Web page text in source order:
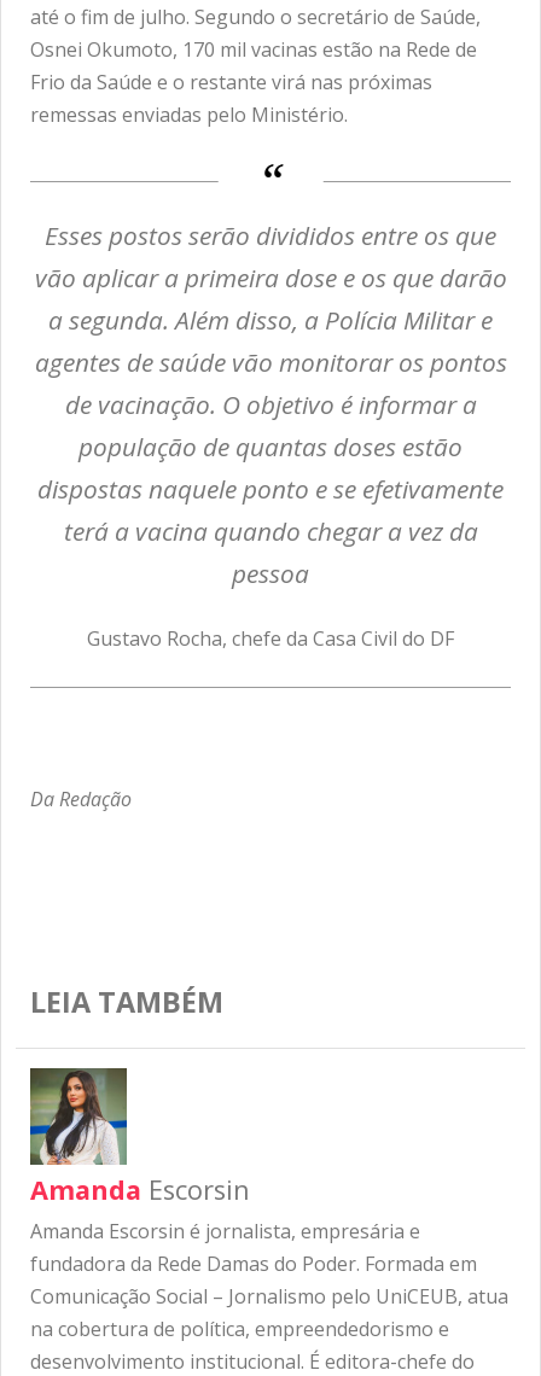
até o fim de julho. Segundo o secretário de Saúde,
Osnei Okumoto, 170 mil vacinas estão na Rede de
Frio da Saúde e o restante virá nas próximas
remessas enviadas pelo Ministério.
Esses postos serão divididos entre os que
vão aplicar a primeira dose e os que darão
a segunda. Além disso, a Polícia Militar e
agentes de saúde vão monitorar os pontos
de vacinação. O objetivo é informar a
população de quantas doses estão
dispostas naquele ponto e se efetivamente
terá a vacina quando chegar a vez da
pessoa
Gustavo Rocha, chefe da Casa Civil do DF
Da Redação
LEIA TAMBÉM
Amanda Escorsin
Amanda Escorsin é jornalista, empresária e
fundadora da Rede Damas do Poder. Formada em
Comunicação Social – Jornalismo pelo UniCEUB, atua
na cobertura de política, empreendedorismo e
desenvolvimento institucional. É editora-chefe do